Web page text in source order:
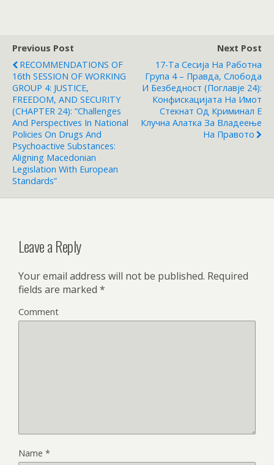
Previous Post
RECOMMENDATIONS OF
16th SESSION OF WORKING
GROUP 4: JUSTICE,
FREEDOM, AND SECURITY
(CHAPTER 24): “Challenges
And Perspectives In National
Policies On Drugs And
Psychoactive Substances:
Aligning Macedonian
Legislation With European
Standards”
Next Post
17-Та Сесија На Работна
Група 4 – Правда, Слобода
И Безбедност (Поглавје 24):
Конфискацијата На Имот
Стекнат Од Криминал Е
Клучна Алатка За Владеење
На Правото
Leave a Reply
Your email address will not be published. Required
fields are marked *
Comment
Name *